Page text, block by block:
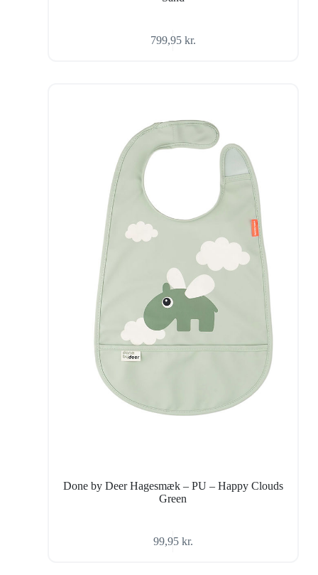
799,95 kr.
Done by Deer Hagesmæk – PU – Happy Clouds
Green
99,95 kr.